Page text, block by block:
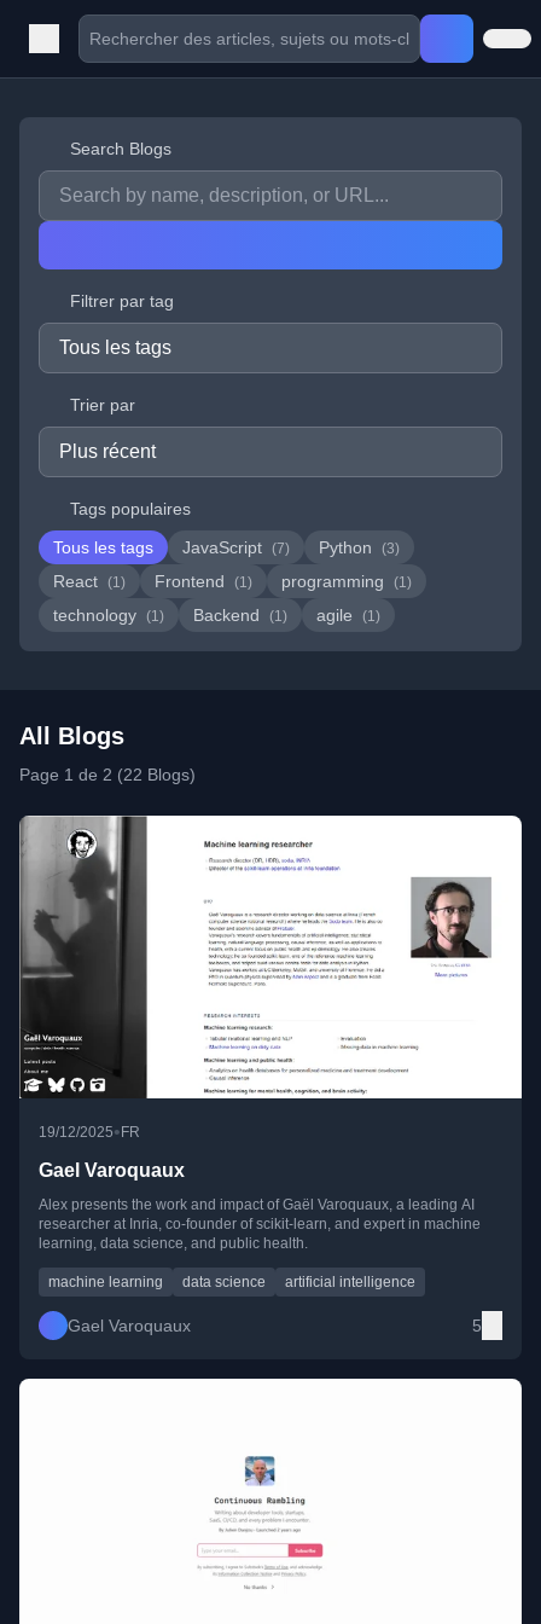
Search Blogs
Filtrer par tag
Trier par
Tags populaires
Tous les tags
JavaScript (7) Python (3)
React (1) Frontend (1) programming (1)
technology (1) Backend (1) agile (1)
All Blogs
Page 1 de 2 (22 Blogs)
19/12/2025• FR
Gael Varoquaux
Alex presents the work and impact of Gaël Varoquaux, a leading AI
researcher at Inria, co-founder of scikit-learn, and expert in machine
learning, data science, and public health.
machine learning data science artificial intelligence
Gael Varoquaux 5